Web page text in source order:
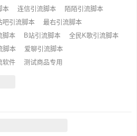
本 连信引流脚本
陌陌引流脚本
吧引流脚本
最右引流脚本
脚本 B站引流脚本
全民K歌引流脚本
脚本
爱聊引流脚本
软件 测试商品专用